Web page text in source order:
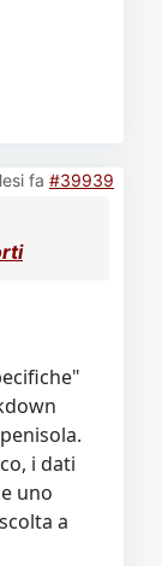
fa #39939
i dati
uno
a